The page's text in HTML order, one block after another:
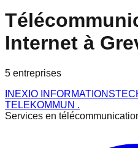
Internet à
5 entreprises
INEXIO
TELEKOMMUN .
Services en